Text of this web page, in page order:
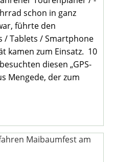
schon in ganz
führte den
/ Tablets / Smartphone
kamen zum Einsatz. 10
diesen „GPS-
Mengede, der zum